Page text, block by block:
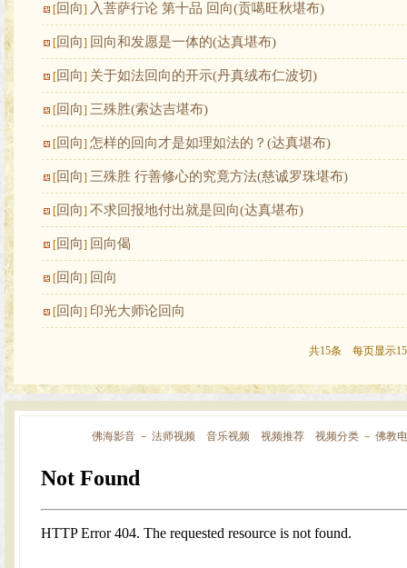
[回向] 入菩萨行论 第十品 回向(贡噶旺秋堪布)
[回向] 回向和发愿是一体的(达真堪布)
[回向] 关于如法回向的开示(丹真绒布仁波切)
[回向] 三殊胜(索达吉堪布)
[回向] 怎样的回向才是如理如法的？(达真堪布)
[回向] 三殊胜 行善修心的究竟方法(慈诚罗珠堪布)
[回向] 不求回报地付出就是回向(达真堪布)
[回向] 回向偈
[回向] 回向
[回向] 印光大师论回向
共15条 每页显示
佛海影音 － 法师视频 音乐视频 视频推荐 视频分类 － 佛教